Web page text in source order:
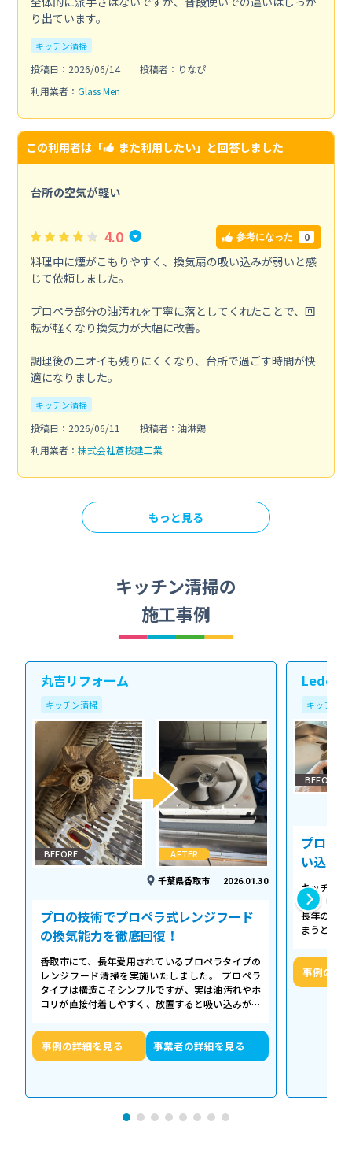
り出ています。
キッチン清掃
投稿日：2026/06/14
投稿者：りなぴ
利用業者： Glass Men
この利用者は「 また利用したい」と回答しました
台所の空気が軽い
4.0 参考になった 0
料理中に煙がこもりやすく、換気扇の吸い込みが弱いと感
じて依頼しました。
プロペラ部分の油汚れを丁寧に落としてくれたことで、回
転が軽くなり換気力が大幅に改善。
調理後のニオイも残りにくくなり、台所で過ごす時間が快
適になりました。
キッチン清掃
投稿日：2026/06/11
投稿者：油淋鶏
利用業者： 株式会社蒼技建工業
もっと見る
キッチン清掃の
施工事例
丸吉リフォーム
キッチン清掃
BEFORE AFTER
千葉県香取市 2026.01.30
プロの技術でプロペラ式レンジフード
の換気能力を徹底回復！
香取市にて、長年愛用されているプロペラタイプの
レンジフード清掃を実施いたしました。 プロペラ
タイプは構造こそシンプルですが、実は油汚れやホ
コリが直接付着しやすく、放置すると吸い込みが悪
事例の詳細を見る 事業者の詳細を見る
Ledope
キッチン清
BEFORE
プロの
い込み
キッチン
える「シ
長年の調
まうとご
事例の詳